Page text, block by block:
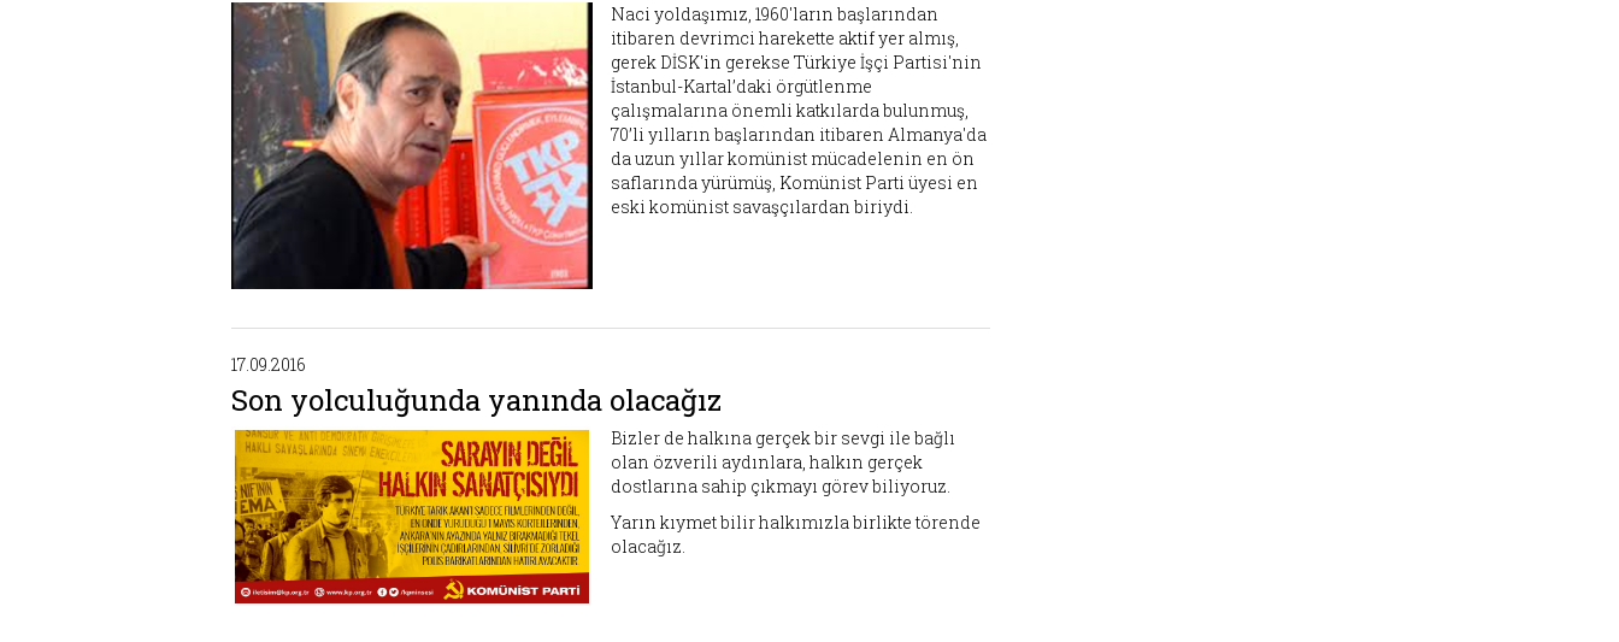
Naci yoldaşımız, 1960'ların başlarından
itibaren devrimci harekette aktif yer almış,
gerek DİSK'in gerekse Türkiye İşçi Partisi'nin
İstanbul-Kartal’daki örgütlenme
çalışmalarına önemli katkılarda bulunmuş,
70’li yılların başlarından itibaren Almanya'da
da uzun yıllar komünist mücadelenin en ön
saflarında yürümüş, Komünist Parti üyesi en
eski komünist savaşçılardan biriydi.
17.09.2016
Son yolculuğunda yanında olacağız
Bizler de halkına gerçek bir sevgi ile bağlı
olan özverili aydınlara, halkın gerçek
dostlarına sahip çıkmayı görev biliyoruz.
Yarın kıymet bilir halkımızla birlikte törende
olacağız.